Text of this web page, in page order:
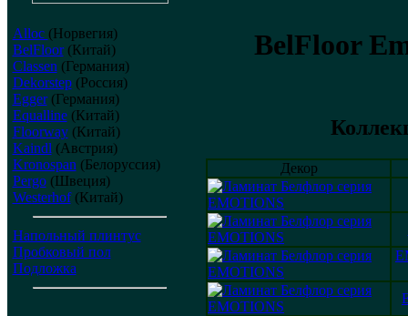
Alloc (Норвегия)
BelFloor(Китай)
Classen(Германия)
Dekorstep(Россия)
Egger(Германия)
Equalline(Китай)
Floorway(Китай)
Kaindl(Австрия)
Kronospan(Белоруссия)
Pergo(Швеция)
Westerhof(Китай)
Напольный плинтус
Пробковый пол
Подложка
BelFloor
Декор